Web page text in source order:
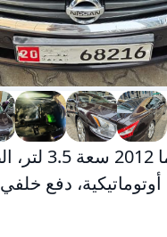
أوتوماتيكية، دفع خلفي